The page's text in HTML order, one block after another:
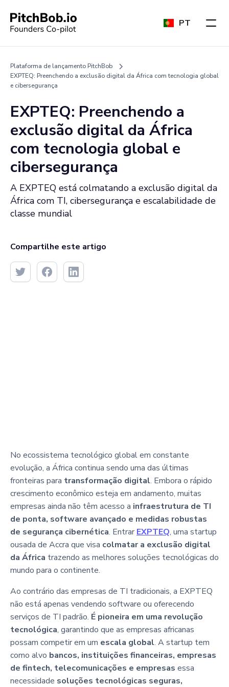
PT
Plataforma de lançamento PitchBob
EXPTEQ: Preenchendo a exclusão digital da África com tecnologia global
e cibersegurança
EXPTEQ: Preenchendo a
exclusão digital da África
com tecnologia global e
cibersegurança
A EXPTEQ está colmatando a exclusão digital da
África com TI, cibersegurança e escalabilidade de
classe mundial
Compartilhe este artigo
No ecossistema tecnológico global em constante
evolução, a África continua sendo uma das últimas
fronteiras para transformação digital. Embora o rápido
crescimento econômico esteja em andamento, muitas
empresas ainda não têm acesso a infraestrutura de TI
de ponta, software avançado e medidas robustas
de segurança cibernética. Entrar EXPTEQ, uma startup
ousada de Accra que visa colmatar a exclusão digital
da África trazendo as melhores soluções tecnológicas do
mundo para o continente.
Ao contrário das empresas de TI tradicionais, a EXPTEQ
não está apenas vendendo software ou oferecendo
serviços de TI padrão. É pioneira em uma revolução
tecnológica, garantindo que as empresas africanas
possam competir em um escala global. A startup tem
como alvo bancos, instituições financeiras, empresas
de fintech, telecomunicações e empresas essa
necessidade soluções tecnológicas seguras,